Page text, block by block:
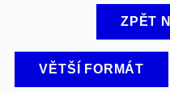
ZPĚT
VĚTŠÍ FORMÁT